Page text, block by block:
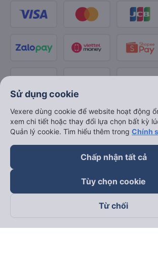
Theo dõi chúng tôi trên
Sử dụng cookie
Vexere dùng cookie để website hoạt động
xem chi tiết hoặc thay đổi lựa chọn bất kỳ
Quản lý cookie. Tìm hiểu thêm trong Chính
Chấp nhận tất cả
Tùy chọn cookie
Từ chối